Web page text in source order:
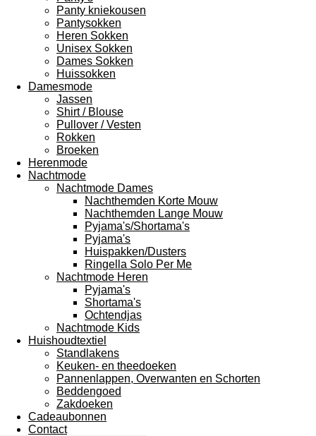
Panty kniekousen
Pantysokken
Heren Sokken
Unisex Sokken
Dames Sokken
Huissokken
Damesmode
Jassen
Shirt / Blouse
Pullover / Vesten
Rokken
Broeken
Herenmode
Nachtmode
Nachtmode Dames
Nachthemden Korte Mouw
Nachthemden Lange Mouw
Pyjama's/Shortama's
Pyjama's
Huispakken/Dusters
Ringella Solo Per Me
Nachtmode Heren
Pyjama's
Shortama's
Ochtendjas
Nachtmode Kids
Huishoudtextiel
Standlakens
Keuken- en theedoeken
Pannenlappen, Overwanten en Schorten
Beddengoed
Zakdoeken
Cadeaubonnen
Contact